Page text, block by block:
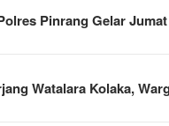
Pinrang Gelar
Watalara Kolaka,